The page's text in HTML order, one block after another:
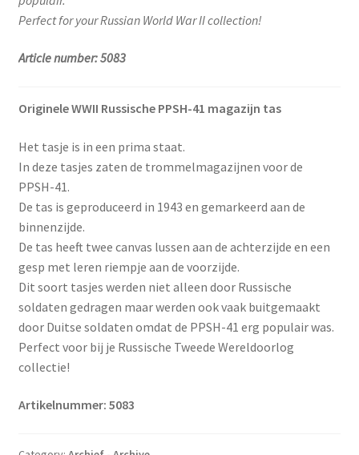
Perfect for your Russian World War II collection!
Article number: 5083
Originele WWII Russische PPSH-41 magazijn tas
Het tasje is in een prima staat.
In deze tasjes zaten de trommelmagazijnen voor de
PPSH-41.
De tas is geproduceerd in 1943 en gemarkeerd aan de
binnenzijde.
De tas heeft twee canvas lussen aan de achterzijde en een
gesp met leren riempje aan de voorzijde.
Dit soort tasjes werden niet alleen door Russische
soldaten gedragen maar werden ook vaak buitgemaakt
door Duitse soldaten omdat de PPSH-41 erg populair was.
Perfect voor bij je Russische Tweede Wereldoorlog
collectie!
Artikelnummer: 5083